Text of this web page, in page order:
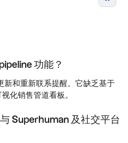
功能？
新和重新联系提醒。它缺乏基于
化销售管道看板。
Superhuman 及社交平台